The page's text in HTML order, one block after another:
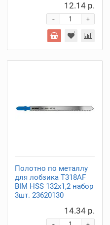
12.14 р.
+
-
Полотно по металлу
для лобзика T318AF
BIM HSS 132x1,2 набор
3шт. 23620130
14.34 р.